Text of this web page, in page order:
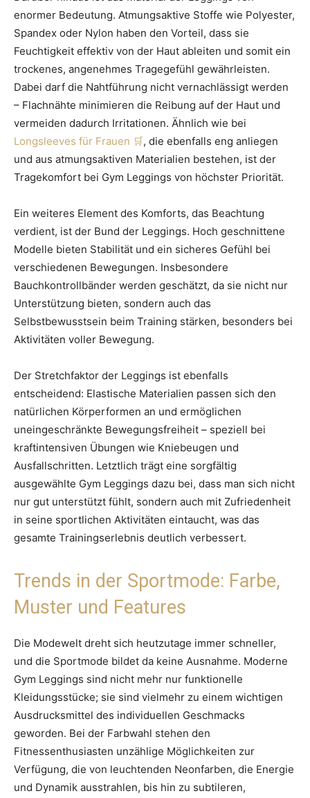
enormer Bedeutung. Atmungsaktive Stoffe wie Polyester,
Spandex oder Nylon haben den Vorteil, dass sie
Feuchtigkeit effektiv von der Haut ableiten und somit ein
trockenes, angenehmes Tragegefühl gewährleisten.
Dabei darf die Nahtführung nicht vernachlässigt werden
– Flachnähte minimieren die Reibung auf der Haut und
vermeiden dadurch Irritationen. Ähnlich wie bei
Longsleeves für Frauen
, die ebenfalls eng anliegen
und aus atmungsaktiven Materialien bestehen, ist der
Tragekomfort bei Gym Leggings von höchster Priorität.
Ein weiteres Element des Komforts, das Beachtung
verdient, ist der Bund der Leggings. Hoch geschnittene
Modelle bieten Stabilität und ein sicheres Gefühl bei
verschiedenen Bewegungen. Insbesondere
Bauchkontrollbänder werden geschätzt, da sie nicht nur
Unterstützung bieten, sondern auch das
Selbstbewusstsein beim Training stärken, besonders bei
Aktivitäten voller Bewegung.
Der Stretchfaktor der Leggings ist ebenfalls
entscheidend: Elastische Materialien passen sich den
natürlichen Körperformen an und ermöglichen
uneingeschränkte Bewegungsfreiheit – speziell bei
kraftintensiven Übungen wie Kniebeugen und
Ausfallschritten. Letztlich trägt eine sorgfältig
ausgewählte Gym Leggings dazu bei, dass man sich nicht
nur gut unterstützt fühlt, sondern auch mit Zufriedenheit
in seine sportlichen Aktivitäten eintaucht, was das
gesamte Trainingserlebnis deutlich verbessert.
Trends in der Sportmode: Farbe,
Muster und Features
Die Modewelt dreht sich heutzutage immer schneller,
und die Sportmode bildet da keine Ausnahme. Moderne
Gym Leggings sind nicht mehr nur funktionelle
Kleidungsstücke; sie sind vielmehr zu einem wichtigen
Ausdrucksmittel des individuellen Geschmacks
geworden. Bei der Farbwahl stehen den
Fitnessenthusiasten unzählige Möglichkeiten zur
Verfügung, die von leuchtenden Neonfarben, die Energie
und Dynamik ausstrahlen, bis hin zu subtileren,